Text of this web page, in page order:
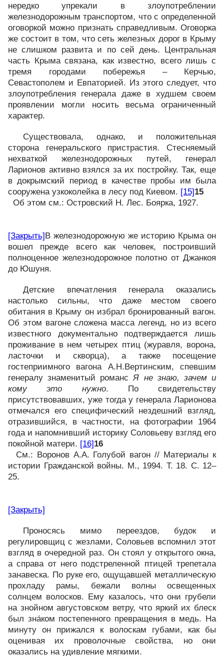
нередко упрекали в злоупотреблении
железнодорожным транспортом, что с определенной
оговоркой можно признать справедливым. Оговорка
же состоит в том, что сеть железных дорог в Крыму
не слишком развита и по сей день. Центральная
часть Крыма связана, как известно, всего лишь с
тремя городами побережья – Керчью,
Севастополем и Евпаторией. Из этого следует, что
злоупотребления генерала даже в худшем своем
проявлении могли носить весьма ограниченный
характер.
Существовала, однако, и положительная
сторона генеральского пристрастия. Стесняемый
нехваткой железнодорожных путей, генерал
Ларионов активно взялся за их постройку. Так, еще
в докрымский период в качестве пробы им была
сооружена узкоколейка в лесу под Киевом. [15]15
Об этом см.: Островский Н. Лес. Боярка, 1927.
[Закрыть]В железнодорожную же историю Крыма он
вошел прежде всего как человек, построивший
полноценное железнодорожное полотно от Джанкоя
до Юшуня.
Детские впечатления генерала оказались
настолько сильны, что даже местом своего
обитания в Крыму он избрал бронированный вагон.
Об этом вагоне сложена масса легенд, но из всего
известного документально подтверждается лишь
проживание в нем четырех птиц (журавля, ворона,
ласточки и скворца), а также посещение
гостеприимного вагона А.Н.Вертинским, спевшим
генералу знаменитый романсЯ не знаю, зачем и
кому это нужно. По свидетельству
присутствовавших, уже тогда у генерала Ларионова
отмечался его специфический нездешний взгляд,
отразившийся, в частности, на фотографии 1964
года и напомнивший историку Соловьеву взгляд его
покойной матери. [16]16
См.: Воронов А.А. Голубой вагон // Материалы к
истории Гражданской войны. М., 1994. Т. 18. С. 12–
25.
[Закрыть]
Проносясь мимо переездов, будок и
регулировщиц с жезлами, Соловьев вспомнил этот
взгляд в очередной раз. Он стоял у открытого окна,
а справа от него подстреленной птицей трепетала
занавеска. По руке его, ощущавшей металлическую
прохладу рамы, бежали волны освещенных
солнцем волосков. Ему казалось, что они грубели
на знойном августовском ветру, что яркий их блеск
был зна́ком постепенного превращения в медь. На
минуту он прижался к волоскам губами, как бы
оценивая их проволочные свойства, но они
оказались на удивление мягкими.